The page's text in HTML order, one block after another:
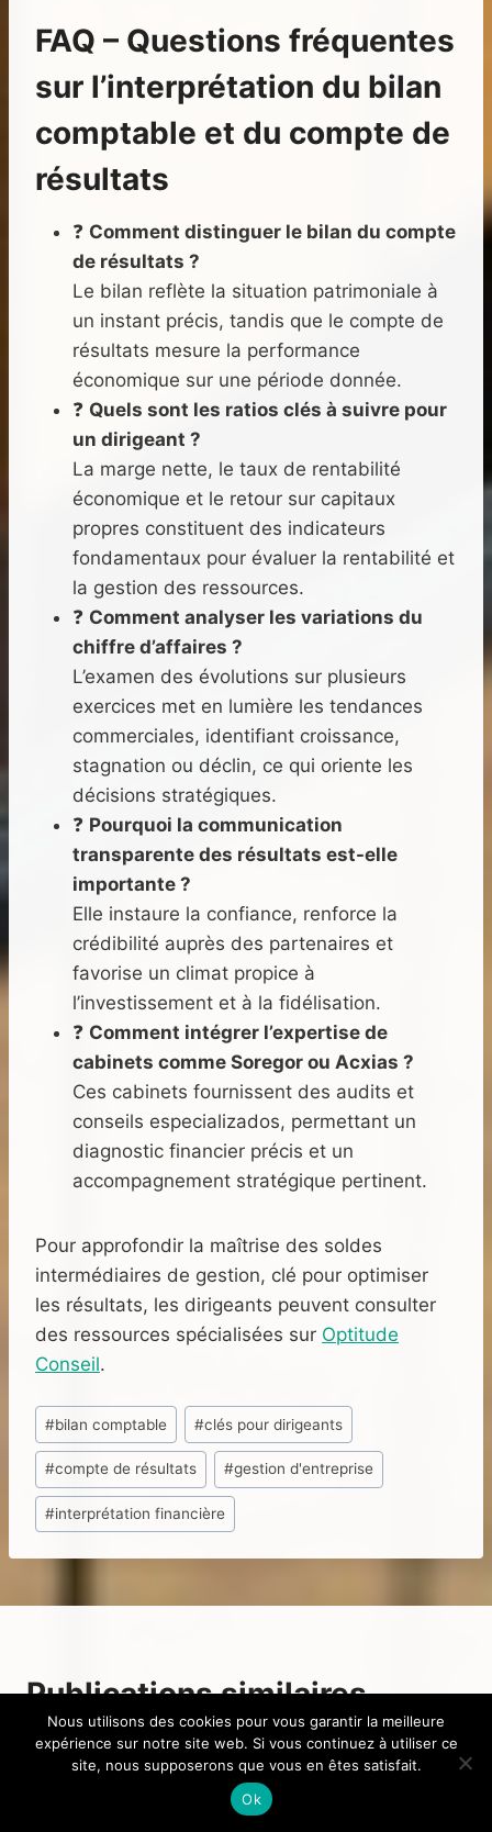
FAQ – Questions fréquentes
sur l’interprétation du bilan
comptable et du compte de
résultats
❓ Comment distinguer le bilan du compte
de résultats ?
Le bilan reflète la situation patrimoniale à
un instant précis, tandis que le compte de
résultats mesure la performance
économique sur une période donnée.
❓ Quels sont les ratios clés à suivre pour
un dirigeant ?
La marge nette, le taux de rentabilité
économique et le retour sur capitaux
propres constituent des indicateurs
fondamentaux pour évaluer la rentabilité et
la gestion des ressources.
❓ Comment analyser les variations du
chiffre d’affaires ?
L’examen des évolutions sur plusieurs
exercices met en lumière les tendances
commerciales, identifiant croissance,
stagnation ou déclin, ce qui oriente les
décisions stratégiques.
❓ Pourquoi la communication
transparente des résultats est-elle
importante ?
Elle instaure la confiance, renforce la
crédibilité auprès des partenaires et
favorise un climat propice à
l’investissement et à la fidélisation.
❓ Comment intégrer l’expertise de
cabinets comme Soregor ou Acxias ?
Ces cabinets fournissent des audits et
conseils especializados, permettant un
diagnostic financier précis et un
accompagnement stratégique pertinent.
Pour approfondir la maîtrise des soldes
intermédiaires de gestion, clé pour optimiser
les résultats, les dirigeants peuvent consulter
des ressources spécialisées sur Optitude
Conseil.
Étiquettes
de
la
publication :
#bilan comptable #clés pour dirigeants
#compte de résultats #gestion d'entreprise
#interprétation financière
Publications similaires
Nous utilisons des cookies pour vous garantir la meilleure
expérience sur notre site web. Si vous continuez à utiliser ce
site, nous supposerons que vous en êtes satisfait.
Ok